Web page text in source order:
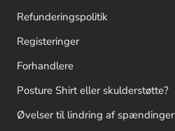
Refunderingspolitik
Registeringer
Forhandlere
Posture Shirt eller skulderstøtte?
Øvelser til lindring af spændinger